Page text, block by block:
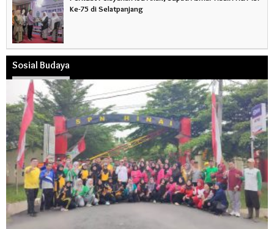
Ke-75 di Selatpanjang
Sosial Budaya